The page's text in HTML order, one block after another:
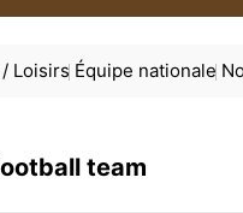
Loisirs Équipe nationale
team